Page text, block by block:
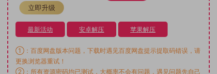
立即升级
最新活动 安卓解压 苹果解压
①：百度网盘版本问题，下载时遇见百度网盘提示提取码错误，请
更换浏览器重试！
②：所有资源密码均已测试，大概率不会有问题，遇见问题先自己